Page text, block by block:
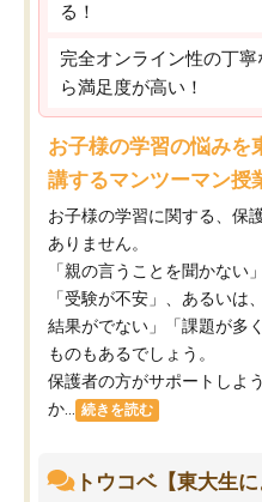
る！
完全オンライン性の丁
ら満足度が高い！
お子様の学習の悩みを
講するマンツーマン授
お子様の学習に関する、保
ありません。
「親の言うことを聞かない
「受験が不安」、あるいは
結果がでない」「課題が多
ものもあるでしょう。
保護者の方がサポートしよ
か...
続きを読む
トウコベ【東大生